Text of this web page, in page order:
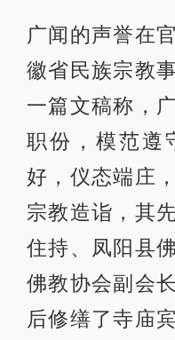
广闻的声誉在
徽省民族宗教
一篇文稿称，
职份，模范遵
好，仪态端庄
宗教造诣，其
住持、凤阳县
佛教协会副会
后修缮了寺庙